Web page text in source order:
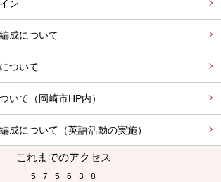
ン
成について
ついて
いて（岡崎市HP内）
成について（英語活動の実施）
これまでのアクセス
5 7 5 6 3 8